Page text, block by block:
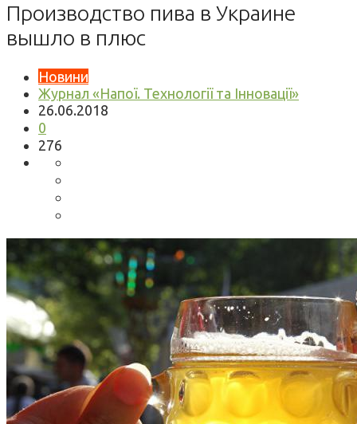
Производство пива в Украине
вышло в плюс
Новини
Журнал «Напої. Технології та Інновації»
26.06.2018
0
276